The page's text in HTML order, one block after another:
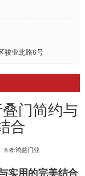
骏业北路6号
门简约与
合
作者:鸿益门业
实用的完美结合